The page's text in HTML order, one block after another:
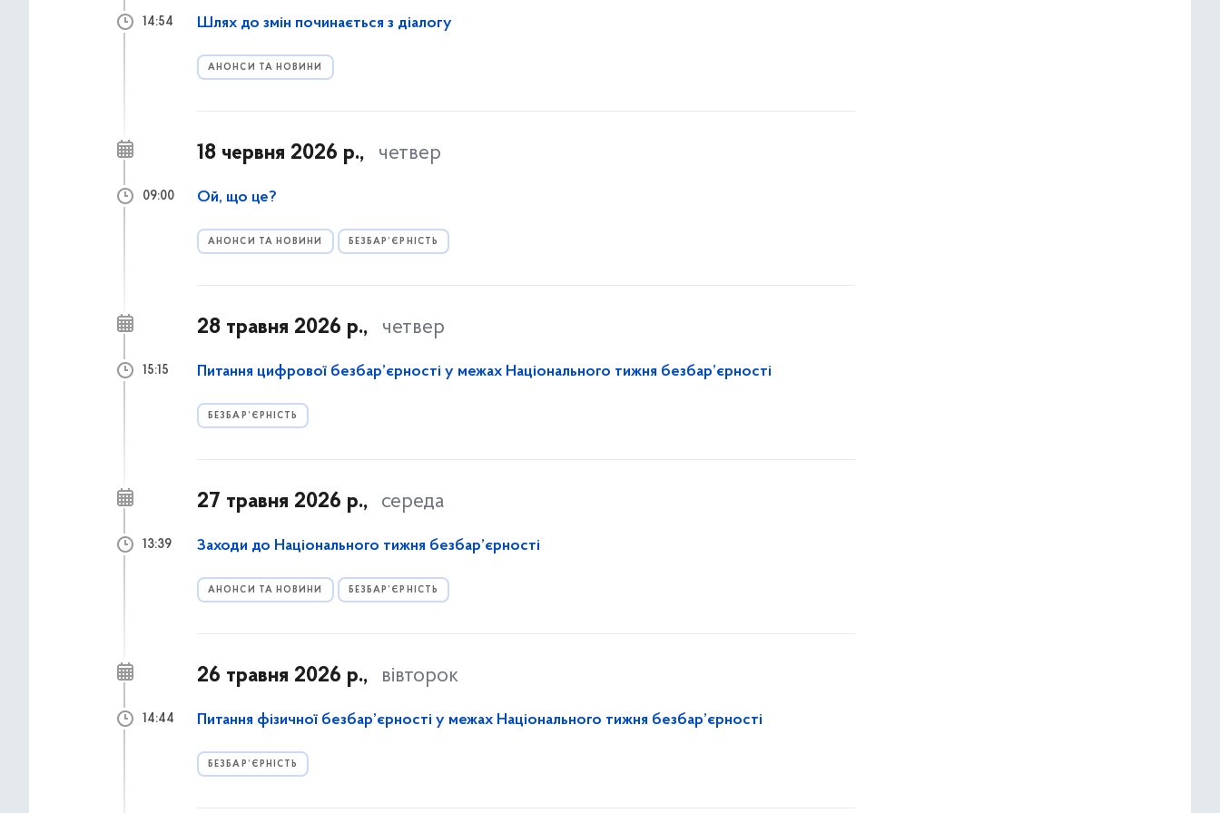
Шлях до змін починається з діалогу
АНОНСИ ТА НОВИНИ
14:54
18 червня 2026 р., четвер
Ой, що це?
АНОНСИ ТА НОВИНИ БЕЗБАР’ЄРНІСТЬ
09:00
28 травня 2026 р., четвер
Питання цифрової безбар’єрності у межах Національного тижня безбар’єрності
БЕЗБАР’ЄРНІСТЬ
15:15
27 травня 2026 р., середа
Заходи до Національного тижня безбар’єрності
АНОНСИ ТА НОВИНИ БЕЗБАР’ЄРНІСТЬ
13:39
26 травня 2026 р., вівторок
Питання фізичної безбар’єрності у межах Національного тижня безбар’єрності
БЕЗБАР’ЄРНІСТЬ
14:44